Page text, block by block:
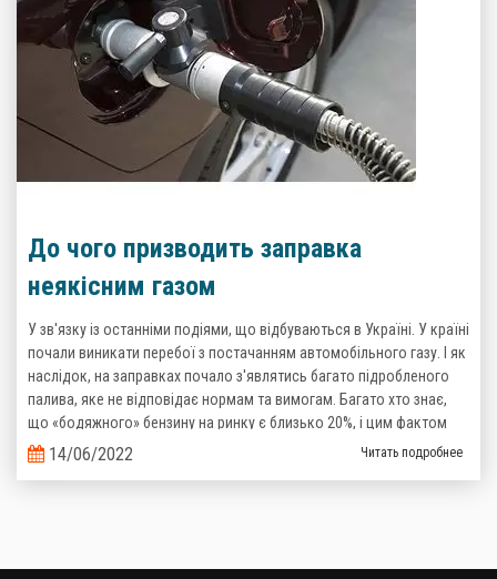
До чого призводить заправка
неякісним газом
У зв'язку із останніми подіями, що відбуваються в Україні. У країні
почали виникати перебої з постачанням автомобільного газу. І як
наслідок, на заправках почало з'являтись багато підробленого
палива, яке не відповідає нормам та вимогам. Багато хто знає,
що «бодяжного» бензину на ринку є близько 20%, і цим фактом
важко когось здивувати, то тепер ситуація з неякісним газом теж
стає реальністю.
14/06/2022 Читать подробнее